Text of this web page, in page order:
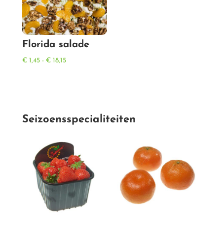
Florida salade
€1,45 - €18,15Prijsklasse:
Seizoensspecialiteiten